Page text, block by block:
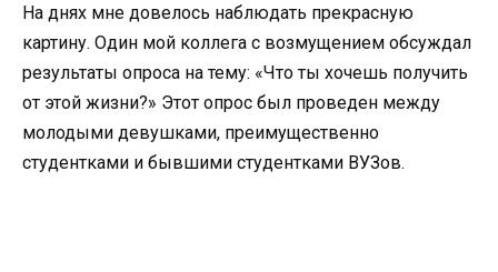
На днях мне довелось наблюдать прекрасную
картину. Один мой коллега с возмущением обсуждал
результаты опроса на тему: «Что ты хочешь получить
от этой жизни?» Этот опрос был проведен между
молодыми девушками, преимущественно
студентками и бывшими студентками ВУЗов.